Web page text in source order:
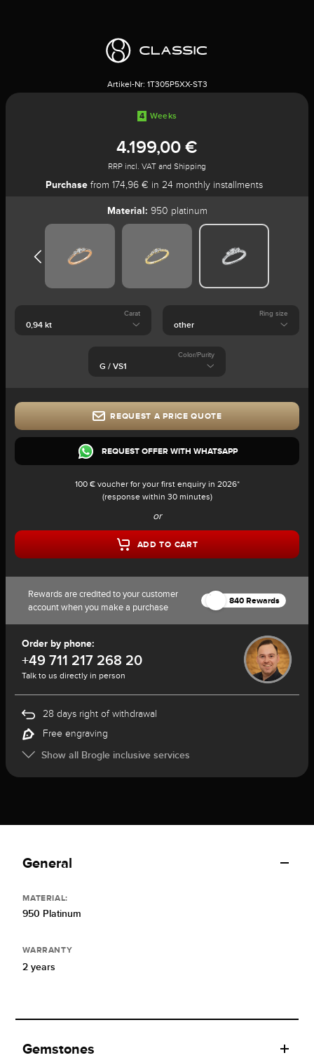
Artikel-Nr: 1T305P5XX-ST3
4 Weeks
4.199,00 €
RRP incl. VAT and Shipping
Purchase from 174,96 € in 24 monthly installments
Material: 950 platinum
Carat Ring size
Color/Purity
REQUEST A PRICE QUOTE
REQUEST OFFER WITH WHATSAPP
100 € voucher for your first enquiry in 2026*
(response within 30 minutes)
or
ADD TO CART
Rewards are credited to your customer
account when you make a purchase
840 Rewards
Order by phone:
+49 711 217 268 20
Talk to us directly in person
28 days right of withdrawal
Free engraving
Show all Brogle inclusive services
General
MATERIAL:
950 Platinum
WARRANTY
2 years
Gemstones